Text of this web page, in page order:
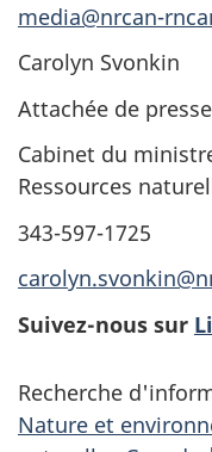
media@nrcan-
Carolyn Svonkin
Attachée de presse
Cabinet du
Ressources
343-597-1725
Suivez-nous sur
Recherche
Nature et